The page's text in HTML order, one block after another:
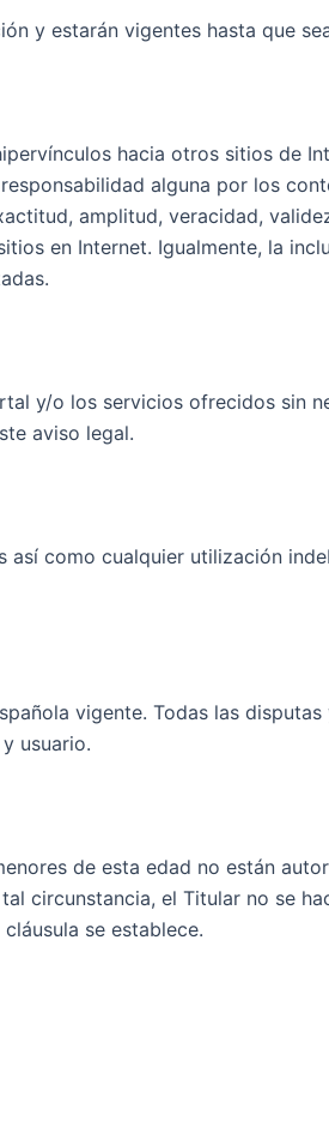
y estarán vigentes hasta que
hacia otros sitios de
alguna por los
amplitud, veracidad,
en Internet. Igualmente, la
y/o los servicios ofrecidos sin
aviso legal.
como cualquier utilización
vigente. Todas las
usuario.
de esta edad no están
circunstancia, el Titular no se
se establece.